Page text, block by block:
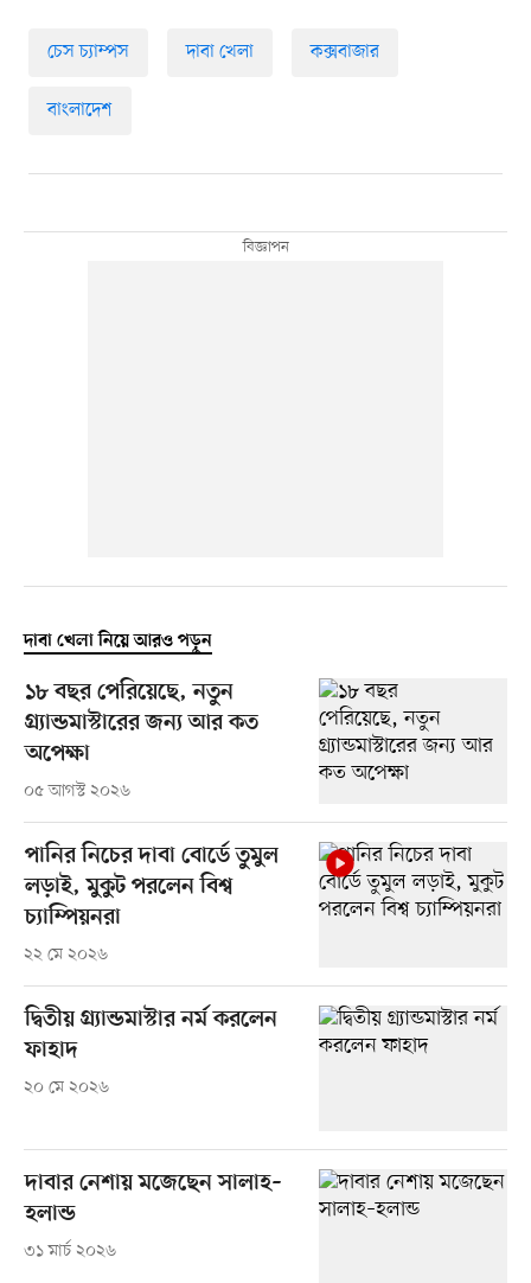
চেস চ্যাম্পস দাবা খেলা কক্সবাজার
বাংলাদেশ
দাবা খেলা নিয়ে আরও পড়ুন
১৮ বছর পেরিয়েছে, নতুন
গ্র্যান্ডমাস্টারের জন্য আর কত
অপেক্ষা
০৫ আগস্ট ২০২৬
পানির নিচের দাবা বোর্ডে তুমুল
লড়াই, মুকুট পরলেন বিশ্ব
চ্যাম্পিয়নরা
২২ মে ২০২৬
দ্বিতীয় গ্র্যান্ডমাস্টার নর্ম করলেন
ফাহাদ
২০ মে ২০২৬
দাবার নেশায় মজেছেন সালাহ–
হলান্ড
৩১ মার্চ ২০২৬